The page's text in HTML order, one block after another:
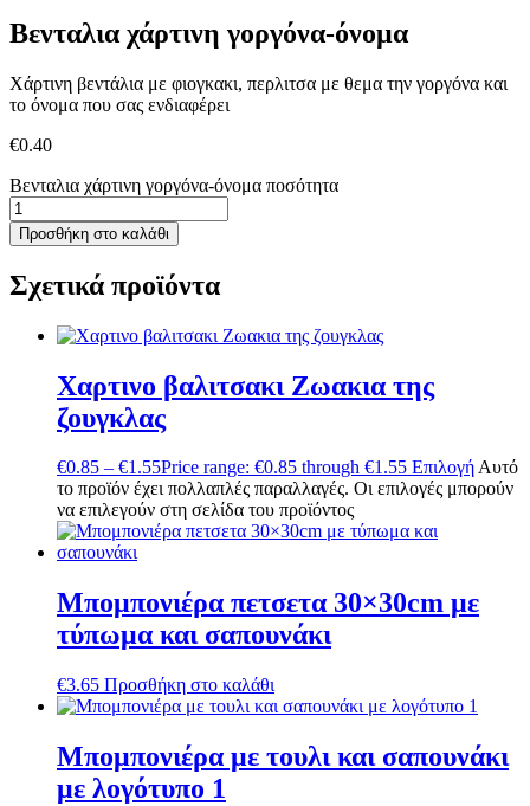
Βενταλια χάρτινη γοργόνα-όνομα
Χάρτινη βεντάλια με φιογκακι, περλιτσα με θεμα την γοργόνα και
το όνομα που σας ενδιαφέρει
€0.40
Βενταλια χάρτινη γοργόνα-όνομα ποσότητα
Προσθήκη στο καλάθι
Σχετικά προϊόντα
Χαρτινο βαλιτσακι Ζωακια της
ζουγκλας
€0.85 – €1.55Price range: €0.85 through €1.55 ΕπιλογήΑυτό
το προϊόν έχει πολλαπλές παραλλαγές. Οι επιλογές μπορούν
να επιλεγούν στη σελίδα του προϊόντος
Μπομπονιέρα πετσετα 30×30cm με
τύπωμα και σαπουνάκι
€3.65 Προσθήκη στο καλάθι
Μπομπονιέρα με τουλι και σαπουνάκι
με λογότυπο 1